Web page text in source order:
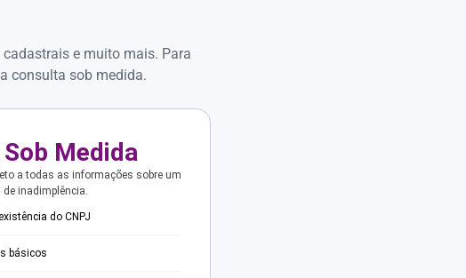
e muito mais. Para
consulta sob medida.
Medida
a todas as informações sobre um
inadimplência.
do CNPJ
básicos